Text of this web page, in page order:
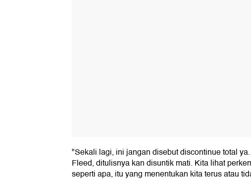
"Sekali lagi, ini jangan disebut discontinue total
Fleed, ditulisnya kan disuntik mati. Kita lihat
seperti apa, itu yang menentukan kita terus atau